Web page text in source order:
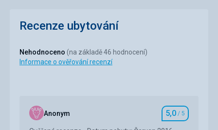
Recenze ubytování
Nehodnoceno (na základě 46 hodnocení)
Informace o ověřování recenzí
Anonym Hodnocení
5,0 / 5